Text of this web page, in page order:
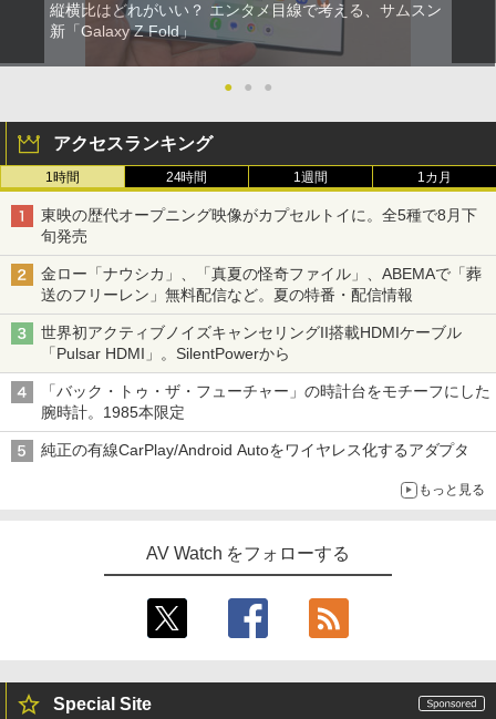
縦横比はどれがいい？ エンタメ目線で考える、サムスン
新「Galaxy Z Fold」
● ● ●
アクセスランキング
1時間 24時間 1週間 1カ月
東映の歴代オープニング映像がカプセルトイに。全5種で8月下
旬発売
金ロー「ナウシカ」、「真夏の怪奇ファイル」、ABEMAで「葬
送のフリーレン」無料配信など。夏の特番・配信情報
世界初アクティブノイズキャンセリングII搭載HDMIケーブル
「Pulsar HDMI」。SilentPowerから
「バック・トゥ・ザ・フューチャー」の時計台をモチーフにした
腕時計。1985本限定
純正の有線CarPlay/Android Autoをワイヤレス化するアダプタ
もっと見る
AV Watch をフォローする
Special Site